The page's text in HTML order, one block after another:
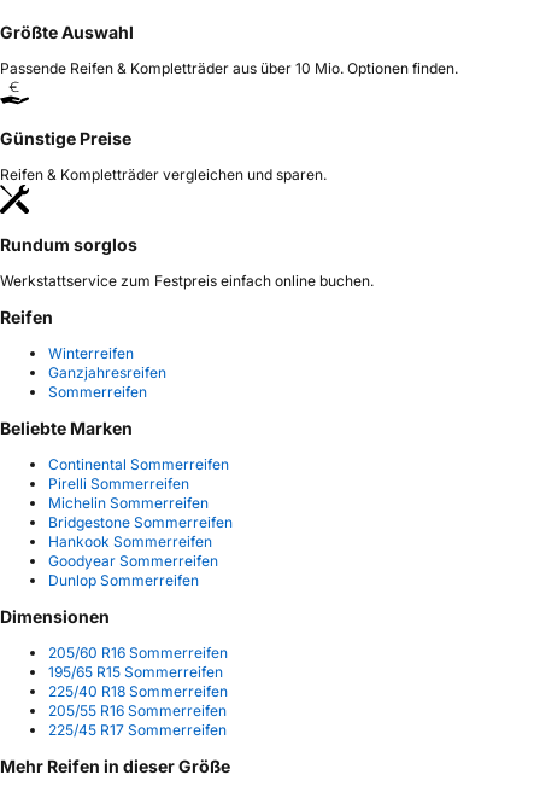
Größte Auswahl
Passende Reifen & Kompletträder aus über 10 Mio. Optionen finden.
Günstige Preise
Reifen & Kompletträder vergleichen und sparen.
Rundum sorglos
Werkstattservice zum Festpreis einfach online buchen.
Reifen
Winterreifen
Ganzjahresreifen
Sommerreifen
Beliebte Marken
Continental Sommerreifen
Pirelli Sommerreifen
Michelin Sommerreifen
Bridgestone Sommerreifen
Hankook Sommerreifen
Goodyear Sommerreifen
Dunlop Sommerreifen
Dimensionen
205/60 R16 Sommerreifen
195/65 R15 Sommerreifen
225/40 R18 Sommerreifen
205/55 R16 Sommerreifen
225/45 R17 Sommerreifen
Mehr Reifen in dieser Größe